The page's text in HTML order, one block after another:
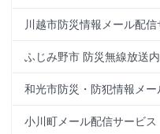
川越市防災情報メール配信
ふじみ野市 防災無線放送
和光市防災・防犯情報メー
小川町メール配信サービス